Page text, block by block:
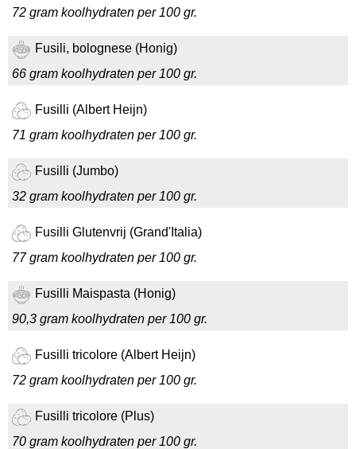
72 gram koolhydraten per 100 gr.
Fusili, bolognese (Honig)
66 gram koolhydraten per 100 gr.
Fusilli (Albert Heijn)
71 gram koolhydraten per 100 gr.
Fusilli (Jumbo)
32 gram koolhydraten per 100 gr.
Fusilli Glutenvrij (Grand'Italia)
77 gram koolhydraten per 100 gr.
Fusilli Maispasta (Honig)
90,3 gram koolhydraten per 100 gr.
Fusilli tricolore (Albert Heijn)
72 gram koolhydraten per 100 gr.
Fusilli tricolore (Plus)
70 gram koolhydraten per 100 gr.